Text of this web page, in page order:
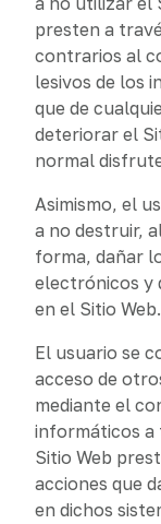
presten a
contrarios al
lesivos de los
que de
deteriorar el
normal
Asimismo, el
a no destruir,
forma, dañar
electrónicos y
en el Sitio Web.
El usuario se
acceso de
mediante el
informáticos a
Sitio Web
acciones que
en dichos